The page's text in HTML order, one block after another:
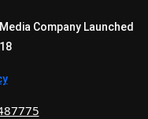
Company Launched